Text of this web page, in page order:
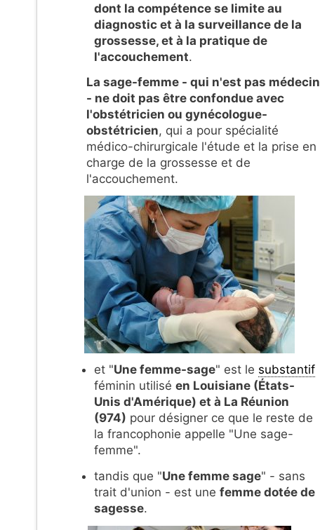
dont la compétence se limite au
diagnostic et à la surveillance de la
grossesse, et à la pratique de
l'accouchement.
La sage-femme - qui n'est pas médecin
- ne doit pas être confondue avec
l'obstétricien ou gynécologue-
obstétricien, qui a pour spécialité
médico-chirurgicale l'étude et la prise en
charge de la grossesse et de
l'accouchement.
et "Une femme-sage" est le substantif
féminin utilisé en Louisiane (États-
Unis d'Amérique) et à La Réunion
(974) pour désigner ce que le reste de
la francophonie appelle "Une sage-
femme".
tandis que "Une femme sage" - sans
trait d'union - est une femme dotée de
sagesse.